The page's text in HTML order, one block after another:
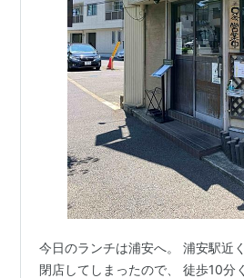
今日のランチは浦安へ。 浦安駅近
閉店してしまったので、 徒歩10分